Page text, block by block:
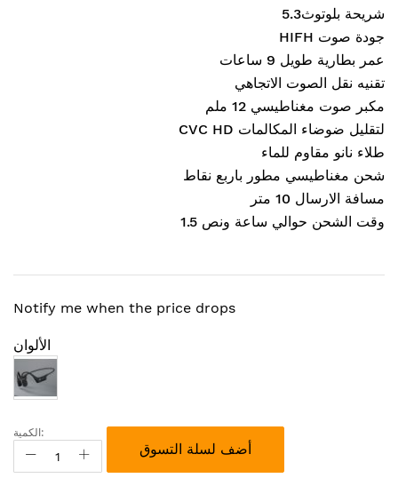
شريحة بلوتوث5.3
HIFH جودة صوت
عمر بطارية طويل 9 ساعات
تقنيه نقل الصوت الاتجاهي
مكبر صوت مغناطيسي 12 ملم
CVC HD لتقليل ضوضاء المكالمات
طلاء نانو مقاوم للماء
شحن مغناطيسي مطور باربع نقاط
مسافة الارسال 10 متر
وقت الشحن حوالي ساعة ونص 1.5
Notify me when the price drops
الألوان
الكمية:
أضف لسلة التسوق